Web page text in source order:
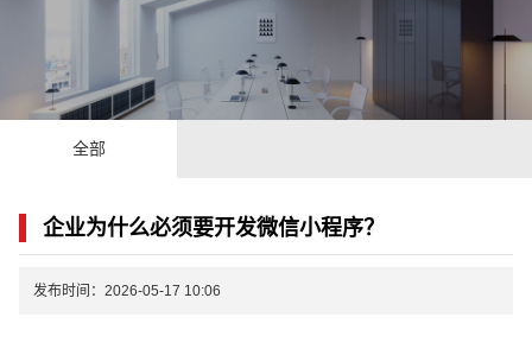
全部
企业为什么必须要开发微信小程序？
发布时间：2026-05-17 10:06